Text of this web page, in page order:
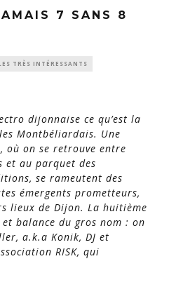
7 SANS 8
TRÈS INTÉRESSANTS
dijonnaise ce qu’est la
Montbéliardais. Une
où on se retrouve entre
et au parquet des
se rameutent des
émergents prometteurs,
lieux de Dijon. La huitième
et balance du gros nom : on
a.k.a Konik, DJ et
RISK, qui